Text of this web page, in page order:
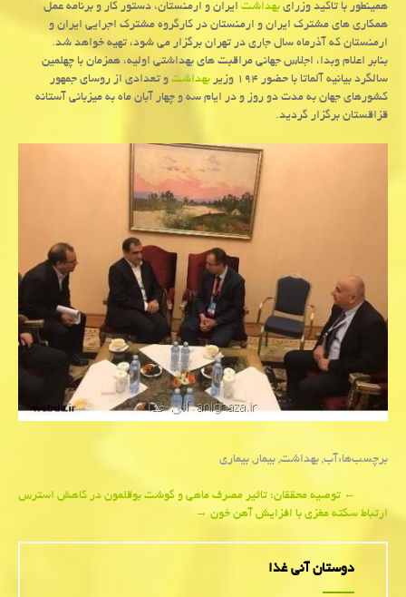
همینطور با تاكید وزرایبهداشتایران و ارمنستان، دستور كار و برنامه عمل
همكاری های مشترك ایران و ارمنستان در كارگروه مشترك اجرایی ایران و
ارمنستان كه آذرماه سال جاری در تهران برگزار می شود، تهیه خواهد شد.
بنابر اعلام وبدا، اجلاس جهانی مراقبت های بهداشتی اولیه، همزمان با چهلمین
سالگرد بیانیه آلماتا با حضور ۱۹۴ وزیر
بهداشتو تعدادی از روسای جمهور
كشورهای جهان به مدت دو روز و در ایام سه و چهار آبان ماه به میزبانی آستانه
قزاقستان برگزار گردید.
برچسب‌ها:آب,بهداشت,بیمار,بیماری
navigation
←توصیه محققان؛ تاثیر مصرف ماهی و گوشت بوقلمون در كاهش استرس
ارتباط سكته مغزی با افزایش آهن خون→
دوستان آنی غذا